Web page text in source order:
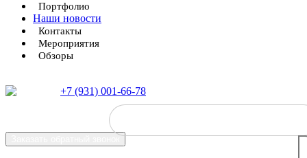
Портфолио
Наши новости
Контакты
Мероприятия
Обзоры
+7 (931) 001-66-78